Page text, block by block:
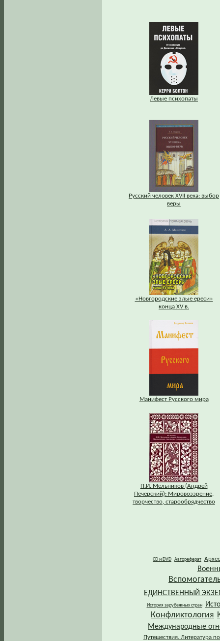
Левые психопаты
Русский человек XVII века: выбор
веры
«Новгородские злые ереси»
конца XV в.
Манифест Русского мира
П.И. Мельников (Андрей
Печерский): Мировоззрение,
творчество, старообрядчество
CD и DVD Автореферат
ЕДИНСТВЕННЫЙ
История зарубежных стран
Конфликтология
Международные
Путешествия. Литература